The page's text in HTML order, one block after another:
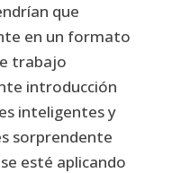
que
en un formato
trabajo
introducción
inteligentes y
sorprendente
esté aplicando